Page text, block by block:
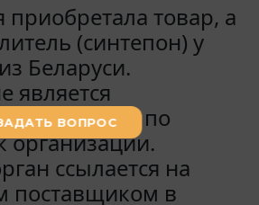
товар, а
(синтепон) у
Беларуси.
является
лицом по
ссылается на
поставщиком в